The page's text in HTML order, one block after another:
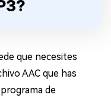
que necesites
AAC que has
de